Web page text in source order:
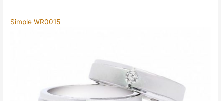
Simple WR0015